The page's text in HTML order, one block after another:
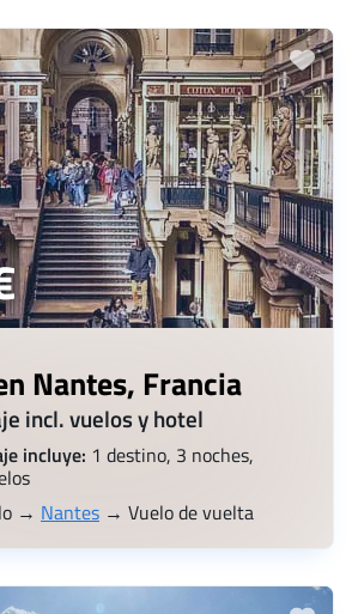
Nantes, Francia
incl. vuelos y hotel
incluye: 1 destino, 3 noches,
→ Nantes → Vuelo de vuelta